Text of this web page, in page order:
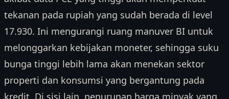
tekanan pada rupiah yang sudah berada di level
17.930. Ini mengurangi ruang manuver BI untuk
melonggarkan kebijakan moneter, sehingga suku
bunga tinggi lebih lama akan menekan sektor
properti dan konsumsi yang bergantung pada
kredit. Di sisi lain, penurunan harga minyak yang